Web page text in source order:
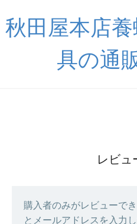
秋田屋本店
具の通
レビュ
購入者のみがレビューで
とメールアドレスを入力